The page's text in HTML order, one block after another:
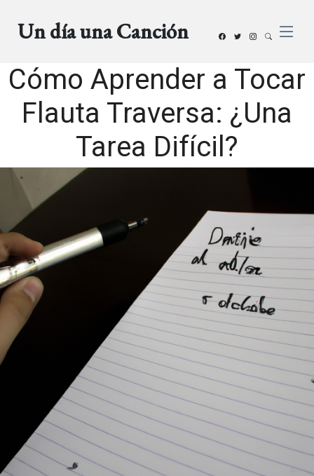
Un día una Canción
Cómo Aprender a Tocar
Flauta Traversa: ¿Una
Tarea Difícil?